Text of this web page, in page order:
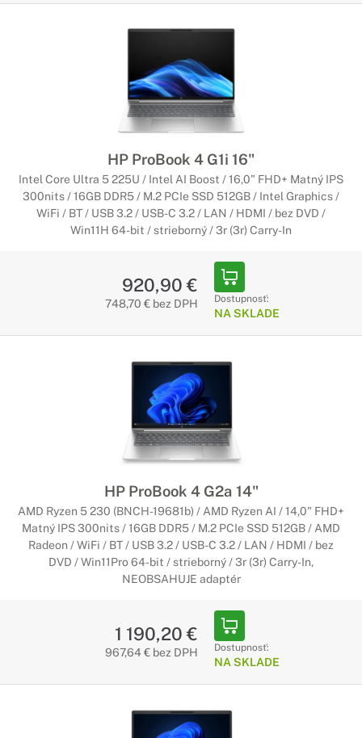
HP ProBook 4 G1i 16"
Intel Core Ultra 5 225U / Intel AI Boost / 16,0" FHD+ Matný IPS
300nits / 16GB DDR5 / M.2 PCIe SSD 512GB / Intel Graphics /
WiFi / BT / USB 3.2 / USB-C 3.2 / LAN / HDMI / bez DVD /
Win11H 64-bit / strieborný / 3r (3r) Carry-In
920,90 €
748,70 € bez DPH Dostupnosť:
NA SKLADE
HP ProBook 4 G2a 14"
AMD Ryzen 5 230 (BNCH-19681b) / AMD Ryzen AI / 14,0" FHD+
Matný IPS 300nits / 16GB DDR5 / M.2 PCIe SSD 512GB / AMD
Radeon / WiFi / BT / USB 3.2 / USB-C 3.2 / LAN / HDMI / bez
DVD / Win11Pro 64-bit / strieborný / 3r (3r) Carry-In,
NEOBSAHUJE adaptér
1 190,20 €
967,64 € bez DPH Dostupnosť:
NA SKLADE